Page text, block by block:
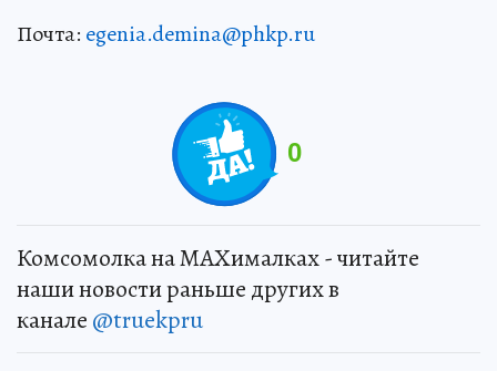
Почта: egenia.demina@phkp.ru
0
Комсомолка на MAXималках - читайте
наши новости раньше других в
канале @truekpru